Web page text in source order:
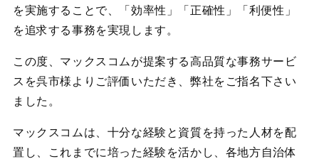
を実施することで、「効率性」「正確性」「利便性」
を追求する事務を実現します。
この度、マックスコムが提案する高品質な事務サービ
スを呉市様よりご評価いただき、弊社をご指名下さい
ました。
マックスコムは、十分な経験と資質を持った人材を配
置し、これまでに培った経験を活かし、各地方自治体